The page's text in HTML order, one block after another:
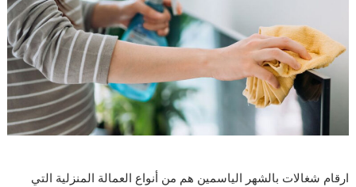
ارقام شغالات بالشهر الياسمين هم من أنواع العمالة المنزلية التي